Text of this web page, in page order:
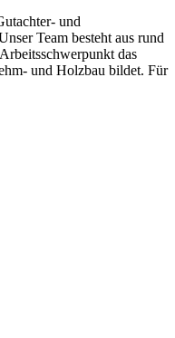
und
Team besteht aus rund
das
und Holzbau bildet. Für